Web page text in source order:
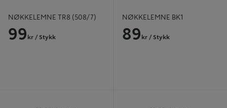
NØKKELEMNE TR8 (508/7)
99 kr / Stykk
NØKKELEMNE BK1
89 kr / Stykk